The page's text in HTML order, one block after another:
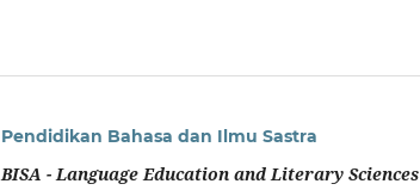
Pendidikan Bahasa dan Ilmu Sastra
BISA - Language Education and Literary Sciences